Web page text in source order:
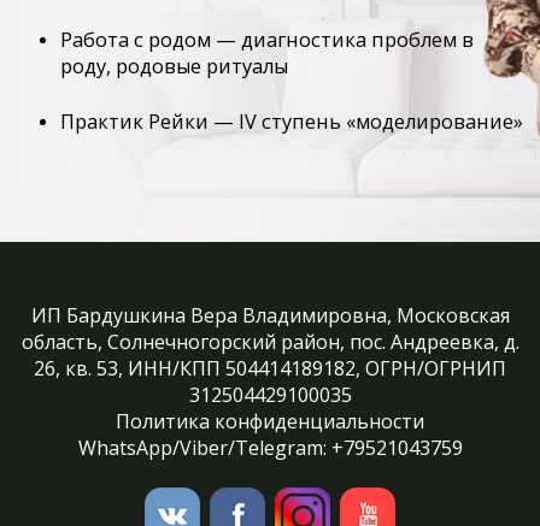
Работа с родом — диагностика проблем в
роду, родовые ритуалы
Практик Рейки — IV ступень «моделирование»
ИП Бардушкина Вера Владимировна, Московская
область, Солнечногорский район, пос. Андреевка, д.
26, кв. 53, ИНН/КПП 504414189182, ОГРН/ОГРНИП
312504429100035
Политика конфиденциальности
WhatsApp/Viber/Telegram: +79521043759